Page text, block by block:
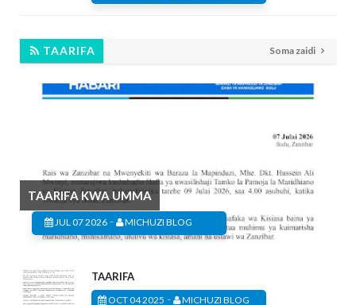
TAARIFA Soma zaidi
TAARIFA KWA UMMA
JUL 07 2026 - MICHUZI BLOG
TAARIFA
OCT 04 2025 - MICHUZI BLOG